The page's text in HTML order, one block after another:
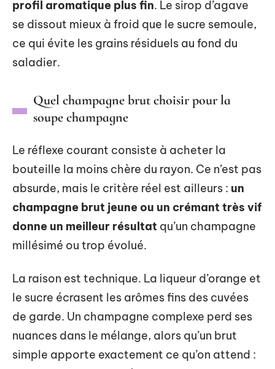
profil aromatique plus fin. Le sirop d’agave
se dissout mieux à froid que le sucre semoule,
ce qui évite les grains résiduels au fond du
saladier.
Quel champagne brut choisir pour la
soupe champagne
Le réflexe courant consiste à acheter la
bouteille la moins chère du rayon. Ce n’est pas
absurde, mais le critère réel est ailleurs : un
champagne brut jeune ou un crémant très vif
donne un meilleur résultat qu’un champagne
millésimé ou trop évolué.
La raison est technique. La liqueur d’orange et
le sucre écrasent les arômes fins des cuvées
de garde. Un champagne complexe perd ses
nuances dans le mélange, alors qu’un brut
simple apporte exactement ce qu’on attend :